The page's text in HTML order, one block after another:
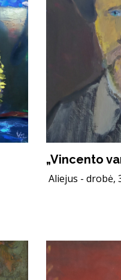
„Vincento
Aliejus - drobė,